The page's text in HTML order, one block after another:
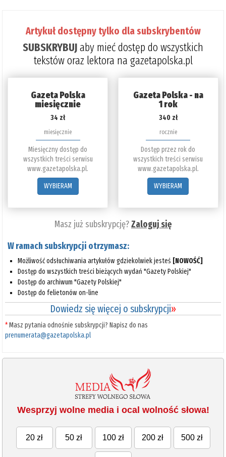
Artykuł dostępny tylko dla subskrybentów
SUBSKRYBUJaby mieć dostęp do wszystkich
tekstów oraz lektora na gazetapolska.pl
Gazeta Polska
miesięcznie
34 zł
miesięcznie
Miesięczny dostęp do
wszystkich treści serwisu
www.gazetapolska.pl.
WYBIERAM
Gazeta Polska - na
1 rok
340 zł
rocznie
Dostęp przez rok do
wszystkich treści serwisu
www.gazetapolska.pl.
WYBIERAM
Masz już subskrypcję?Zaloguj się
W ramach subskrypcji otrzymasz:
Możliwość odsłuchiwania artykułów gdziekolwiek jesteś [NOWOŚĆ]
Dostęp do wszystkich treści bieżących wydań "Gazety Polskiej"
Dostęp do archiwum "Gazety Polskiej"
Dostęp do felietonów on-line
Dowiedz się więcej o subskrypcji»
*Masz pytania odnośnie subskrypcji? Napisz do nas
prenumerata@gazetapolska.pl
Wesprzyj wolne media i ocal wolność słowa!
20 zł 50 zł 100 zł 200 zł 500 zł